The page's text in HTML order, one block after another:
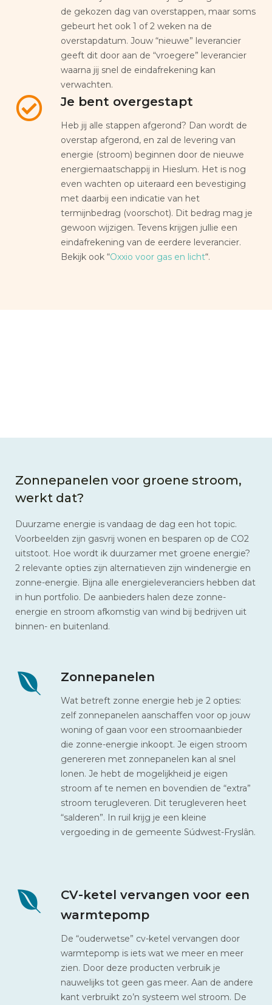
de gekozen dag van overstappen, maar soms
gebeurt het ook 1 of 2 weken na de
overstapdatum. Jouw “nieuwe” leverancier
geeft dit door aan de “vroegere” leverancier
waarna jij snel de eindafrekening kan
verwachten.
Je bent overgestapt
Heb jij alle stappen afgerond? Dan wordt de
overstap afgerond, en zal de levering van
energie (stroom) beginnen door de nieuwe
energiemaatschappij in Hieslum. Het is nog
even wachten op uiteraard een bevestiging
met daarbij een indicatie van het
termijnbedrag (voorschot). Dit bedrag mag je
gewoon wijzigen. Tevens krijgen jullie een
eindafrekening van de eerdere leverancier.
Bekijk ook “Oxxio voor gas en licht“.
Zonnepanelen voor groene stroom,
werkt dat?
Duurzame energie is vandaag de dag een hot topic.
Voorbeelden zijn gasvrij wonen en besparen op de CO2
uitstoot. Hoe wordt ik duurzamer met groene energie?
2 relevante opties zijn alternatieven zijn windenergie en
zonne-energie. Bijna alle energieleveranciers hebben dat
in hun portfolio. De aanbieders halen deze zonne-
energie en stroom afkomstig van wind bij bedrijven uit
binnen- en buitenland.
Zonnepanelen
Wat betreft zonne energie heb je 2 opties:
zelf zonnepanelen aanschaffen voor op jouw
woning of gaan voor een stroomaanbieder
die zonne-energie inkoopt. Je eigen stroom
genereren met zonnepanelen kan al snel
lonen. Je hebt de mogelijkheid je eigen
stroom af te nemen en bovendien de “extra”
stroom terugleveren. Dit terugleveren heet
“salderen”. In ruil krijg je een kleine
vergoeding in de gemeente Súdwest-Fryslân.
CV-ketel vervangen voor een
warmtepomp
De “ouderwetse” cv-ketel vervangen door
warmtepomp is iets wat we meer en meer
zien. Door deze producten verbruik je
nauwelijks tot geen gas meer. Aan de andere
kant verbruikt zo’n systeem wel stroom. De